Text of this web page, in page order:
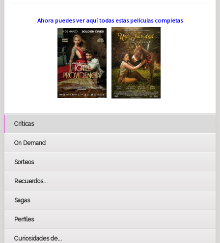
Ahora puedes ver aquí todas estas películas completas
Críticas
On Demand
Sorteos
Recuerdos...
Sagas
Perfiles
Curiosidades de...